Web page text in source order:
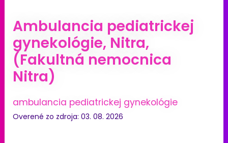
Ambulancia pediatrickej
gynekológie, Nitra,
(Fakultná nemocnica
Nitra)
ambulancia pediatrickej gynekológie
Overené zo zdroja: 03. 08. 2026